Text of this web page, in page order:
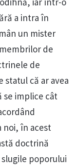
a intra în
un mister
de
de
statul că ar avea
se implice cât
noi, în acest
doctrină
poporului